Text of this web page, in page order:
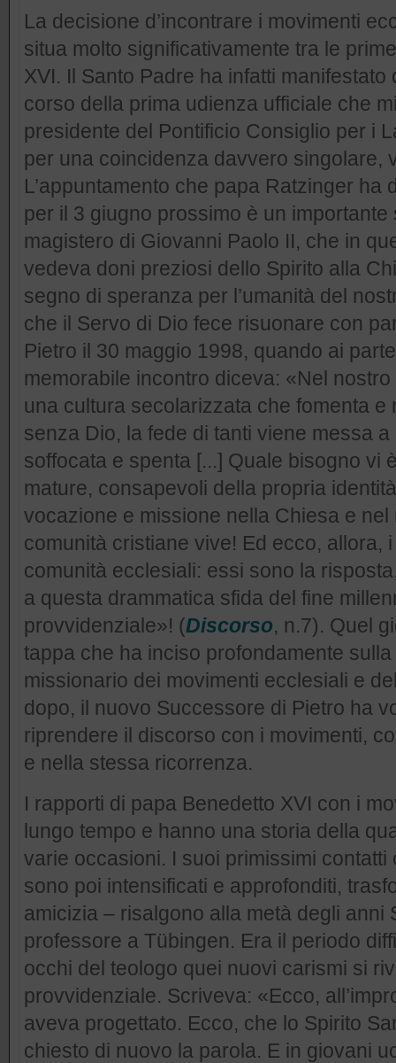
La decisione d’incontrare i movimenti
situa molto significativamente tra le
XVI. Il Santo Padre ha infatti
corso della prima udienza ufficiale che
presidente del Pontificio Consiglio per i
per una coincidenza davvero singolare,
L’appuntamento che papa Ratzinger ha
per il 3 giugno prossimo è un
magistero di Giovanni Paolo II, che in
vedeva doni preziosi dello Spirito alla
segno di speranza per l’umanità del
che il Servo di Dio fece risuonare con
Pietro il 30 maggio 1998, quando ai
memorabile incontro diceva: «Nel
una cultura secolarizzata che fomenta e
senza Dio, la fede di tanti viene messa
soffocata e spenta [...] Quale bisogno vi
mature, consapevoli della propria
vocazione e missione nella Chiesa e
comunità cristiane vive! Ed ecco, allora,
comunità ecclesiali: essi sono la
a questa drammatica sfida del fine
provvidenziale»! (Discorso, n.7). Quel
tappa che ha inciso profondamente sulla
missionario dei movimenti ecclesiali e
dopo, il nuovo Successore di Pietro ha
riprendere il discorso con i movimenti,
e nella stessa ricorrenza.
I rapporti di papa Benedetto XVI con i
lungo tempo e hanno una storia della
varie occasioni. I suoi primissimi
sono poi intensificati e approfonditi,
amicizia – risalgono alla metà degli
professore a Tübingen. Era il periodo
occhi del teologo quei nuovi carismi si
provvidenziale. Scriveva: «Ecco,
aveva progettato. Ecco, che lo Spirito
chiesto di nuovo la parola. E in giovani